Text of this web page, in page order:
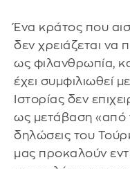
Ένα κράτος που
δεν χρειάζεται να
ως φιλανθρωπία,
έχει συμφιλιωθεί
Ιστορίας δεν
ως μετάβαση «από
δηλώσεις του
μας προκαλούν